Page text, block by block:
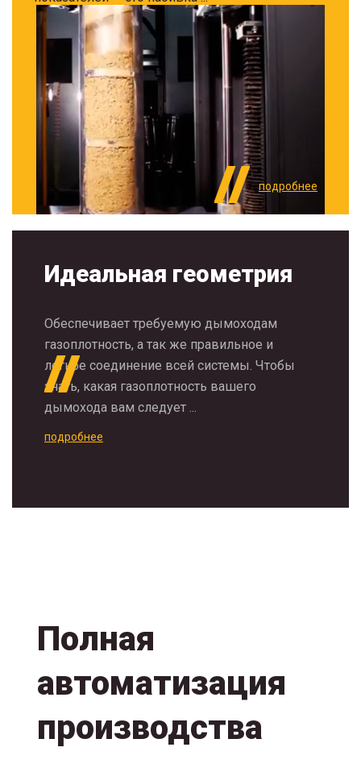
подробнее
Идеальная геометрия
Обеспечивает требуемую дымоходам
газоплотность, а так же правильное и
легкое соединение всей системы. Чтобы
знать, какая газоплотность вашего
дымохода вам следует ...
подробнее
Полная
автоматизация
производства